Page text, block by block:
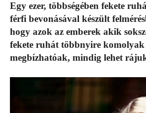
Egy ezer, többségében fekete
férfi bevonásával készült
hogy azok az emberek akik
fekete ruhát többnyire komolyak
megbízhatóak, mindig lehet